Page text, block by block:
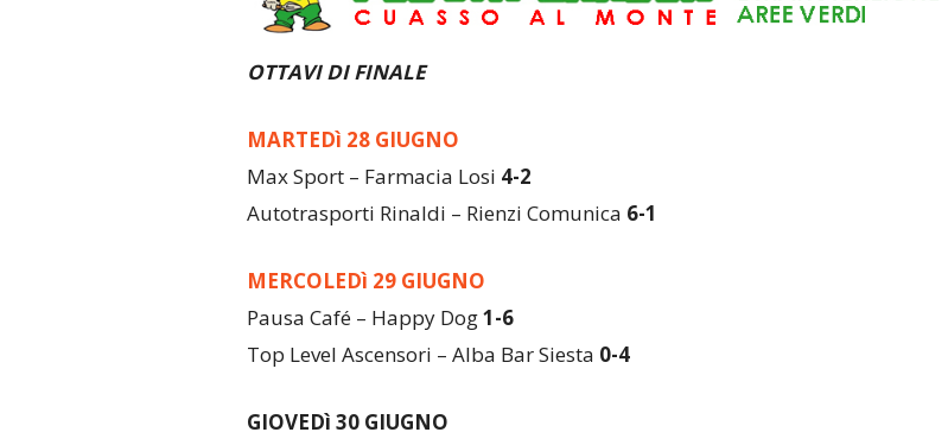
OTTAVI DI FINALE
MARTEDì 28 GIUGNO
Max Sport – Farmacia Losi 4-2
Autotrasporti Rinaldi – Rienzi Comunica 6-1
MERCOLEDì 29 GIUGNO
Pausa Café – Happy Dog1-6
Top Level Ascensori – Alba Bar Siesta 0-4
GIOVEDì 30 GIUGNO